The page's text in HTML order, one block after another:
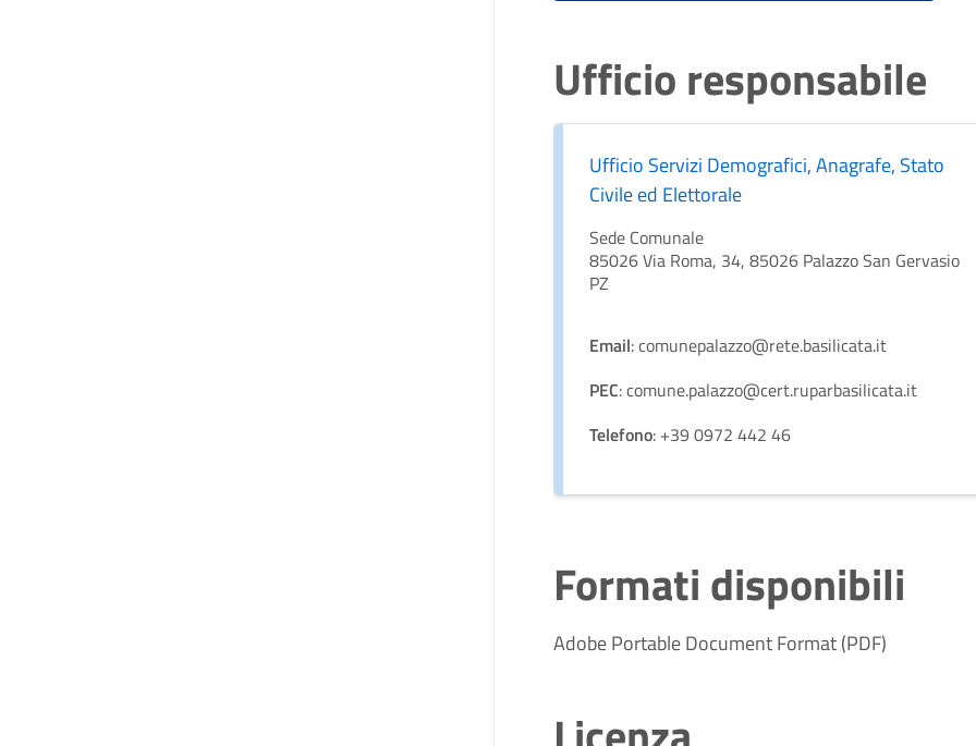
Ufficio responsabile
Ufficio Servizi Demografici, Anagrafe, Stato
Civile ed Elettorale
Sede Comunale
85026 Via Roma, 34, 85026 Palazzo San Gervasio
PZ
Email: comunepalazzo@rete.basilicata.it
PEC: comune.palazzo@cert.ruparbasilicata.it
Telefono: +39 0972 442 46
Formati disponibili
Adobe Portable Document Format (PDF)